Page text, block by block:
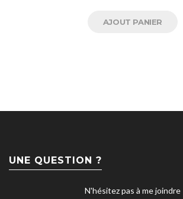
AJOUT PANIER
UNE QUESTION ?
N'hésitez pas à me joindre